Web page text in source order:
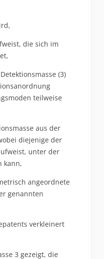
die sich im
(3)
teilweise
aus der
diejenige der
unter der
kann,
angeordnete
genannten
verkleinert
3 gezeigt, die